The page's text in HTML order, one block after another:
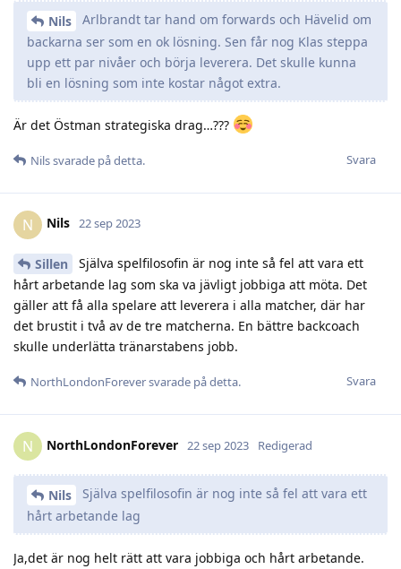
Nils
Arlbrandt tar hand om forwards och Hävelid om
backarna ser som en ok lösning. Sen får nog Klas steppa
upp ett par nivåer och börja leverera. Det skulle kunna
bli en lösning som inte kostar något extra.
Är det Östman strategiska drag…???
Svara
Nilssvarade på detta.
N Nils 22 sep 2023
Sillen
Själva spelfilosofin är nog inte så fel att vara ett
hårt arbetande lag som ska va jävligt jobbiga att möta. Det
gäller att få alla spelare att leverera i alla matcher, där har
det brustit i två av de tre matcherna. En bättre backcoach
skulle underlätta tränarstabens jobb.
Svara
NorthLondonForeversvarade på detta.
N NorthLondonForever 22 sep 2023 Redigerad
Nils
Själva spelfilosofin är nog inte så fel att vara ett
hårt arbetande lag
Ja,det är nog helt rätt att vara jobbiga och hårt arbetande.